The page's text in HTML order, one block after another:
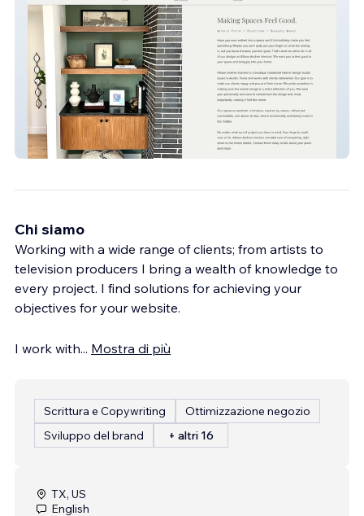
Allison Andree Inter
Chi siamo
Working with a wide range of clients; from artists to
television producers I bring a wealth of knowledge to
every project. I find solutions for achieving your
objectives for your website.
I work with... Mostra di più
Scrittura e Copywriting
Ottimizzazione negozio
Sviluppo del brand
+ altri 16
TX, US
English